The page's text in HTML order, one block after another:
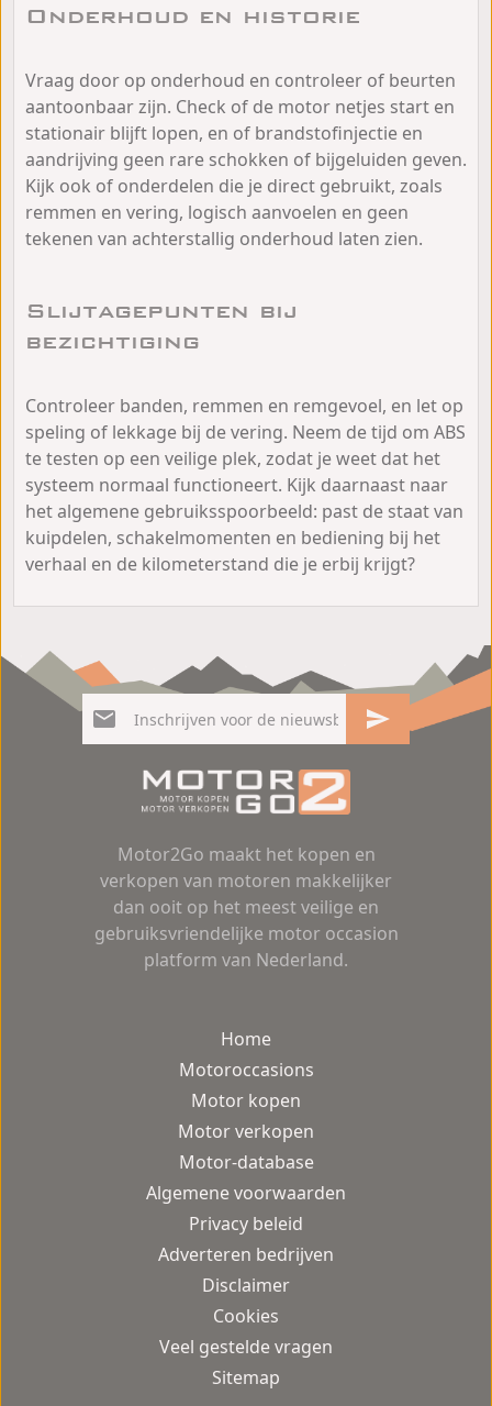
Onderhoud en historie
Vraag door op onderhoud en controleer of beurten
aantoonbaar zijn. Check of de motor netjes start en
stationair blijft lopen, en of brandstofinjectie en
aandrijving geen rare schokken of bijgeluiden geven.
Kijk ook of onderdelen die je direct gebruikt, zoals
remmen en vering, logisch aanvoelen en geen
tekenen van achterstallig onderhoud laten zien.
Slijtagepunten bij
bezichtiging
Controleer banden, remmen en remgevoel, en let op
speling of lekkage bij de vering. Neem de tijd om ABS
te testen op een veilige plek, zodat je weet dat het
systeem normaal functioneert. Kijk daarnaast naar
het algemene gebruiksspoorbeeld: past de staat van
kuipdelen, schakelmomenten en bediening bij het
verhaal en de kilometerstand die je erbij krijgt?
Motor2Go maakt het kopen en
verkopen van motoren makkelijker
dan ooit op het meest veilige en
gebruiksvriendelijke motor occasion
platform van Nederland.
Home
Motoroccasions
Motor kopen
Motor verkopen
Motor-database
Algemene voorwaarden
Privacy beleid
Adverteren bedrijven
Disclaimer
Cookies
Veel gestelde vragen
Sitemap